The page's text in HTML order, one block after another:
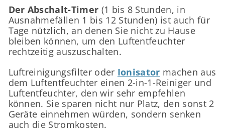
Der Abschalt-Timer (1 bis 8 Stunden, in
Ausnahmefällen 1 bis 12 Stunden) ist auch für
Tage nützlich, an denen Sie nicht zu Hause
bleiben können, um den Luftentfeuchter
rechtzeitig auszuschalten.
Luftreinigungsfilter oder Ionisator machen aus
dem Luftentfeuchter einen 2-in-1-Reiniger und
Luftentfeuchter, den wir sehr empfehlen
können. Sie sparen nicht nur Platz, den sonst 2
Geräte einnehmen würden, sondern senken
auch die Stromkosten.